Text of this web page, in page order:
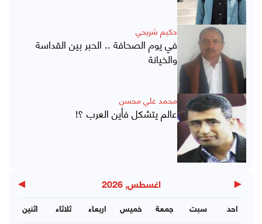
حكيم شريحي
في يوم الصحافة .. الحبر بين القداسة
والخيانة
محمد علي محسن
عالم يتشكل فأين العرب ؟!
◀ اغسطس, 2026 ▶
اثنين ثلاثاء اربعاء خميس جمعة سبت احد